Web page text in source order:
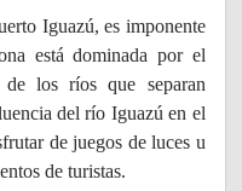
Iguazú, es imponente
está dominada por el
de los ríos que separan
del río Iguazú en el
de juegos de luces u
de turistas.